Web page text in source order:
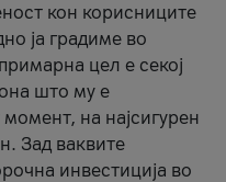
кон корисниците
ја градиме во
цел е секој
што му е
на најсигурен
Зад ваквите
инвестиција во